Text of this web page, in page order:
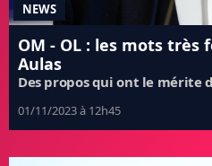
NEWS
OM - OL : les mots très
Aulas
Des propos qui ont le mérite
01/11/2023 à 12h45